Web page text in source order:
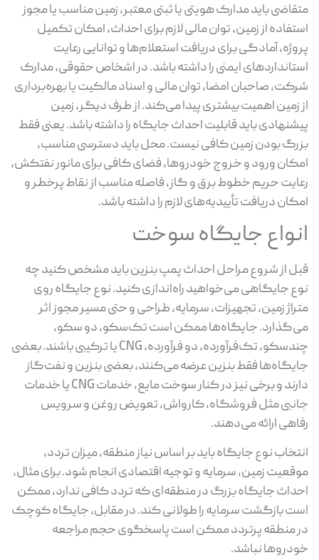
باید مدارک هویتی یا ثبتی معتبر، زمین مناسب یا مجوز
از زمین، توان مالی لازم برای احداث، امکان تکمیل
آمادگی برای دریافت استعلام‌ها و توانایی رعایت
ایمنی را داشته باشد. در اشخاص حقوقی، مدارک
صاحبان امضا، توان مالی و اسناد مالکیت یا بهره‌برداری
زمین اهمیت بیشتری پیدا می‌کند. از طرف دیگر، زمین
باید قابلیت احداث جایگاه را داشته باشد. یعنی فقط
بودن زمین کافی نیست. محل باید دسترسی مناسب،
ورود و خروج خودروها، فضای کافی برای مانور نفتکش،
حریم خطوط برق و گاز، فاصله مناسب از نقاط پرخطر و
دریافت تأییدیه‌های لازم را داشته باشد.
جایگاه سوخت
از شروع مراحل احداث پمپ بنزین باید مشخص کنید چه
جایگاهی می‌خواهید راه‌اندازی کنید. نوع جایگاه روی
زمین، تجهیزات، سرمایه، طراحی و حتی مسیر مجوز اثر
جایگاه‌ها ممکن است تک‌سکو، دو سکو،
چندسکو، تک‌فرآورده، دو فرآورده، CNG یا ترکیبی باشند. بعضی
فقط بنزین عرضه می‌کنند، بعضی بنزین و نفت‌گاز
دارند و برخی نیز در کنار سوخت مایع، خدمات CNG یا خدمات
مثل فروشگاه، کارواش، تعویض روغن و سرویس
ارائه می‌دهند.
نوع جایگاه باید بر اساس نیاز منطقه، میزان تردد،
زمین، سرمایه و توجیه اقتصادی انجام شود. برای مثال،
جایگاه بزرگ در منطقه‌ای که تردد کافی ندارد، ممکن
بازگشت سرمایه را طولانی کند. در مقابل، جایگاه کوچک
منطقه پرتردد ممکن است پاسخگوی حجم مراجعه
نباشد.